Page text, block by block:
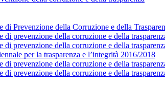
di Prevenzione della Corruzione e della
di prevenzione della corruzione e della
di prevenzione della corruzione e della
per la trasparenza e l’integrità 2016/2018
di prevenzione della corruzione e della
di prevenzione della corruzione e della